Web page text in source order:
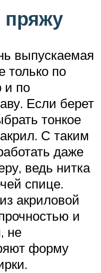
пряжу
выпускаемая
только по
и по
Если берет
тонкое
С таким
даже
ведь нитка
спице.
акриловой
и
не
форму